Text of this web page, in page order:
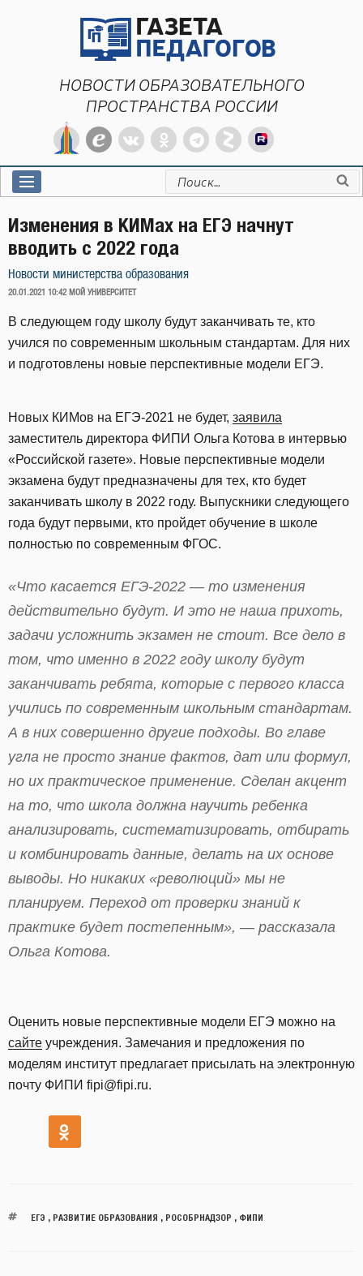
НОВОСТИ ОБРАЗОВАТЕЛЬНОГО
ПРОСТРАНСТВА РОССИИ
Искать:
Изменения в КИМах на ЕГЭ начнут
вводить с 2022 года
Новости министерства образования
ОПУБЛИКОВАНО
20.01.2021 10:42 МОЙ УНИВЕРСИТЕТ
В следующем году школу будут заканчивать те, кто
учился по современным школьным стандартам. Для них
и подготовлены новые перспективные модели ЕГЭ.
Новых КИМов на ЕГЭ-2021 не будет, заявила
заместитель директора ФИПИ Ольга Котова в интервью
«Российской газете». Новые перспективные модели
экзамена будут предназначены для тех, кто будет
заканчивать школу в 2022 году. Выпускники следующего
года будут первыми, кто пройдет обучение в школе
полностью по современным ФГОС.
«Что касается ЕГЭ-2022 — то изменения
действительно будут. И это не наша прихоть,
задачи усложнить экзамен не стоит. Все дело в
том, что именно в 2022 году школу будут
заканчивать ребята, которые с первого класса
учились по современным школьным стандартам.
А в них совершенно другие подходы. Во главе
угла не просто знание фактов, дат или формул,
но их практическое применение. Сделан акцент
на то, что школа должна научить ребенка
анализировать, систематизировать, отбирать
и комбинировать данные, делать на их основе
выводы. Но никаких «революций» мы не
планируем. Переход от проверки знаний к
практике будет постепенным», — рассказала
Ольга Котова.
Оценить новые перспективные модели ЕГЭ можно на
сайте учреждения. Замечания и предложения по
моделям институт предлагает присылать на электронную
почту ФИПИ fipi@fipi.ru.
ЕГЭ РАЗВИТИЕ ОБРАЗОВАНИЯ РОСОБРНАДЗОР ФИПИ